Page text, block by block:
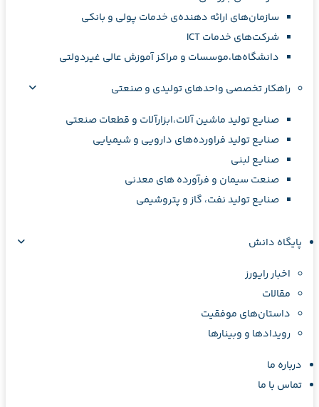
سازمان‌های ارائه دهنده‌ی خدمات پولی و بانکی
شرکت‌های خدمات ICT
دانشگاه‌ها،موسسات و مراکز آموزش عالی غیردولتی
راهکار تخصصی واحدهای تولیدی و صنعتی
صنایع توليد ماشين آلات،ابزارآلات و قطعات صنعتی
صنایع تولید فراورده‌های دارویی و شیمیایی
صنایع لبنی
صنعت سیمان و فرآورده های معدنی
صنایع تولید نفت، گاز و پتروشيمی
پایگاه دانش
اخبار رایورز
مقالات
داستان‌های موفقیت
رویدادها و وبینارها
درباره ما
تماس با ما